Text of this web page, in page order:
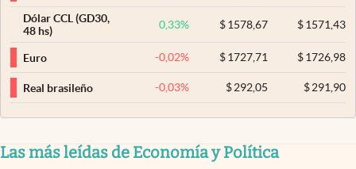
Dólar CCL (GD30,
48 hs)
0,33% $ 1578,67 $1571,43
Euro -0,02% $ 1727,71 $1726,98
Real brasileño -0,03% $292,05 $291,90
Las más leídas de Economía y Política